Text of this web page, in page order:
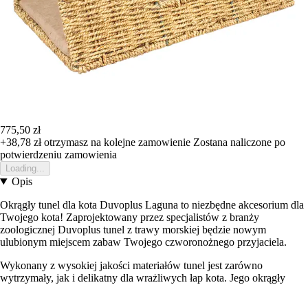
775,50 zł
+38,78 złotrzymasz na kolejne zamowienie Zostana naliczone po
potwierdzeniu zamowienia
Loading...
Opis
Okrągły tunel dla kota Duvoplus Laguna to niezbędne akcesorium dla
Twojego kota! Zaprojektowany przez specjalistów z branży
zoologicznej Duvoplus tunel z trawy morskiej będzie nowym
ulubionym miejscem zabaw Twojego czworonożnego przyjaciela.
Wykonany z wysokiej jakości materiałów tunel jest zarówno
wytrzymały, jak i delikatny dla wrażliwych łap kota. Jego okrągły